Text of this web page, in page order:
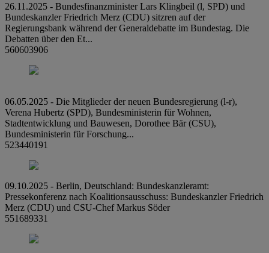
26.11.2025 - Bundesfinanzminister Lars Klingbeil (l, SPD) und
Bundeskanzler Friedrich Merz (CDU) sitzren auf der
Regierungsbank während der Generaldebatte im Bundestag. Die
Debatten über den Et...
560603906
06.05.2025 - Die Mitglieder der neuen Bundesregierung (l-r),
Verena Hubertz (SPD), Bundesministerin für Wohnen,
Stadtentwicklung und Bauwesen, Dorothee Bär (CSU),
Bundesministerin für Forschung...
523440191
09.10.2025 - Berlin, Deutschland: Bundeskanzleramt:
Pressekonferenz nach Koalitionsausschuss: Bundeskanzler Friedrich
Merz (CDU) und CSU-Chef Markus Söder
551689331